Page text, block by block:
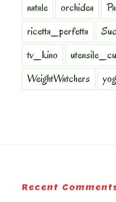
natale
orchidea
ricetta_perfetta
tv_kino
WeightWatchers
Recent